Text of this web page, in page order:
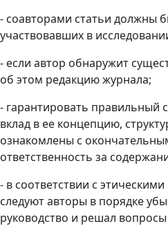
- соавторами статьи должны
участвовавших в
- если автор обнаружит
об этом редакцию журнала;
- гарантировать правильный
вклад в ее концепцию,
ознакомлены с
ответственность за
- в соответствии с
следуют авторы в порядке
руководство и решал